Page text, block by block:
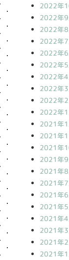
2022年
2022年9
2022年8
2022年7
2022年6
2022年5
2022年4
2022年3
2022年2
2022年1
2021年
2021年
2021年
2021年9
2021年8
2021年7
2021年6
2021年5
2021年4
2021年3
2021年2
2021年1